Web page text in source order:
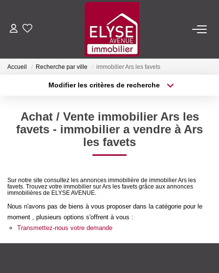
ACHETER
FAIRE GÉRER
Qui Sommes-Nous
Nous Rejoindre
Nos Actualités
Accueil Recherche par ville immobilier Ars les favets
Modifier les critères de recherche
Sélectionnez...
Type de bien
Achat / Vente immobilier Ars les
favets - immobilier a vendre à Ars
les favets
Sur notre site consultez les annonces immobilière de immobilier Ars les
favets. Trouvez votre immobilier sur Ars les favets grâce aux annonces
immobilières de ELYSE AVENUE.
Nous n'avons pas de biens à vous proposer dans la catégorie pour le
moment , plusieurs options s'offrent à vous :
Transmettez-nous votre demande